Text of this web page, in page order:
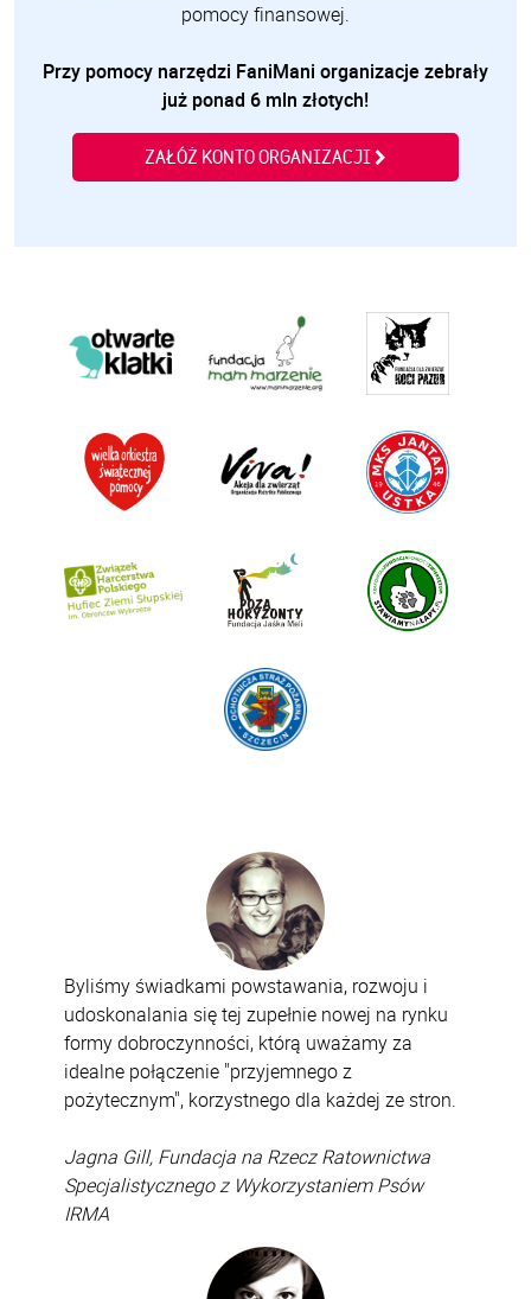
pomocy finansowej.
Przy pomocy narzędzi FaniMani organizacje zebrały
już ponad 6 mln złotych!
ZAŁÓŻ KONTO ORGANIZACJI
Byliśmy świadkami powstawania, rozwoju i
udoskonalania się tej zupełnie nowej na rynku
formy dobroczynności, którą uważamy za
idealne połączenie "przyjemnego z
pożytecznym", korzystnego dla każdej ze stron.
Jagna Gill, Fundacja na Rzecz Ratownictwa
Specjalistycznego z Wykorzystaniem Psów
IRMA